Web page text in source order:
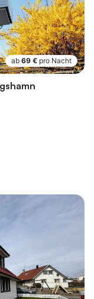
ab 69 € pro Nacht